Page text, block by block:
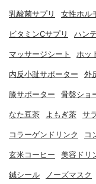
乳酸菌サプリ 女性ホル
ビタミンCサプリ ハン
マッサージシート ホッ
内反小趾サポーター 外
膝サポーター 骨盤ショ
なた豆茶 よもぎ茶 サ
コラーゲンドリンク コ
玄米コーヒー 美容ドリ
鍼シール ノーズマスク